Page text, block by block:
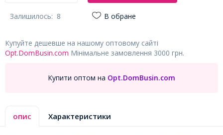
Залишилось: 8 В обране
Купуйте дешевше на нашому оптовому сайті
Opt.DomBusin.com Мінімальне замовлення 3000 грн.
Купити оптом на Opt.DomBusin.com
опис Характеристики